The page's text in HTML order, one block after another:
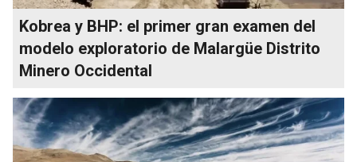
Kobrea y BHP: el primer gran examen del
modelo exploratorio de Malargüe Distrito
Minero Occidental